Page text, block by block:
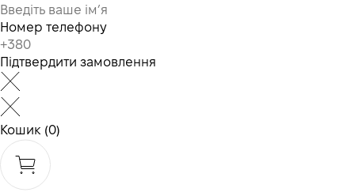
Номер телефону
Підтвердити замовлення
Кошик (0)